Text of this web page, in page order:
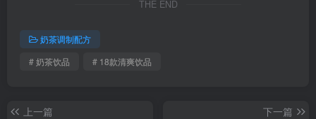
THE END
奶茶调制配方
# 奶茶饮品
# 18款清爽饮品
上一篇
下一篇